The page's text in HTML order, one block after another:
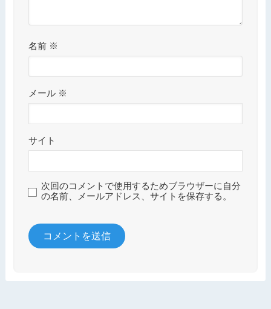
名前 ※
メール ※
サイト
次回のコメントで使用するためブラウザーに自分
の名前、メールアドレス、サイトを保存する。